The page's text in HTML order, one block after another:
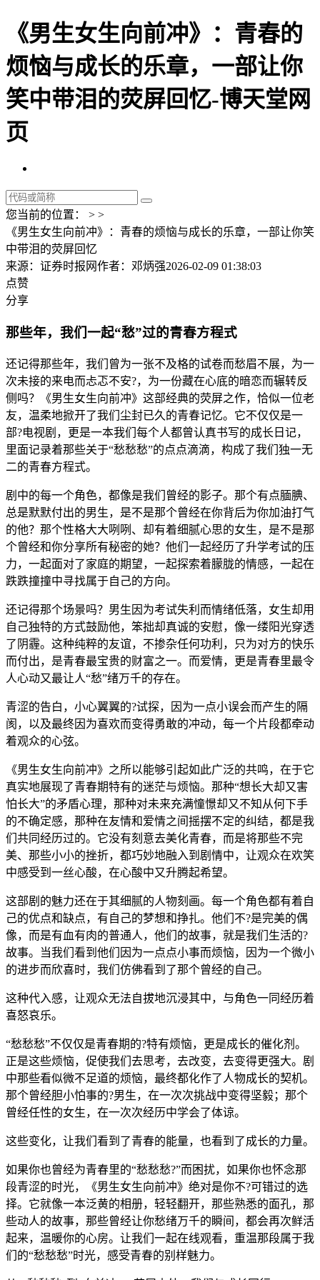
《男生女生向前冲》：青春的
烦恼与成长的乐章，一部让你
笑中带泪的荧屏回忆-博天堂网
页
您当前的位置： > >
《男生女生向前冲》：青春的烦恼与成长的乐章，一部让你笑
中带泪的荧屏回忆
来源：证券时报网作者：邓炳强2026-02-09 01:38:03
点赞
分享
那些年，我们一起“愁”过的青春方程式
还记得那些年，我们曾为一张不及格的试卷而愁眉不展，为一
次未接的来电而忐忑不安?，为一份藏在心底的暗恋而辗转反
侧吗？《男生女生向前冲》这部经典的荧屏之作，恰似一位老
友，温柔地掀开了我们尘封已久的青春记忆。它不仅仅是一
部?电视剧，更是一本我们每个人都曾认真书写的成长日记，
里面记录着那些关于“愁愁愁”的点点滴滴，构成了我们独一无
二的青春方程式。
剧中的每一个角色，都像是我们曾经的影子。那个有点腼腆、
总是默默付出的男生，是不是那个曾经在你背后为你加油打气
的他？那个性格大大咧咧、却有着细腻心思的女生，是不是那
个曾经和你分享所有秘密的她？他们一起经历了升学考试的压
力，一起面对了家庭的期望，一起探索着朦胧的情感，一起在
跌跌撞撞中寻找属于自己的方向。
还记得那个场景吗？男生因为考试失利而情绪低落，女生却用
自己独特的方式鼓励他，笨拙却真诚的安慰，像一缕阳光穿透
了阴霾。这种纯粹的友谊，不掺杂任何功利，只为对方的快乐
而付出，是青春最宝贵的财富之一。而爱情，更是青春里最令
人心动又最让人“愁”绪万千的存在。
青涩的告白，小心翼翼的?试探，因为一点小误会而产生的隔
阂，以及最终因为喜欢而变得勇敢的冲动，每一个片段都牵动
着观众的心弦。
《男生女生向前冲》之所以能够引起如此广泛的共鸣，在于它
真实地展现了青春期特有的迷茫与烦恼。那种“想长大却又害
怕长大”的矛盾心理，那种对未来充满憧憬却又不知从何下手
的不确定感，那种在友情和爱情之间摇摆不定的纠结，都是我
们共同经历过的。它没有刻意去美化青春，而是将那些不完
美、那些小小的挫折，都巧妙地融入到剧情中，让观众在欢笑
中感受到一丝心酸，在心酸中又升腾起希望。
这部剧的魅力还在于其细腻的人物刻画。每一个角色都有着自
己的优点和缺点，有自己的梦想和挣扎。他们不?是完美的偶
像，而是有血有肉的普通人，他们的故事，就是我们生活的?
故事。当我们看到他们因为一点点小事而烦恼，因为一个微小
的进步而欣喜时，我们仿佛看到了那个曾经的自己。
这种代入感，让观众无法自拔地沉浸其中，与角色一同经历着
喜怒哀乐。
“愁愁愁”不仅仅是青春期的?特有烦恼，更是成长的催化剂。
正是这些烦恼，促使我们去思考，去改变，去变得更强大。剧
中那些看似微不足道的烦恼，最终都化作了人物成长的契机。
那个曾经胆小怕事的?男生，在一次次挑战中变得坚毅；那个
曾经任性的女生，在一次次经历中学会了体谅。
这些变化，让我们看到了青春的能量，也看到了成长的力量。
如果你也曾经为青春里的“愁愁愁?”而困扰，如果你也怀念那
段青涩的时光，《男生女生向前冲》绝对是你不?可错过的选
择。它就像一本泛黄的相册，轻轻翻开，那些熟悉的面孔，那
些动人的故事，那些曾经让你愁绪万千的瞬间，都会再次鲜活
起来，温暖你的心房。让我们一起在线观看，重温那段属于我
们的“愁愁愁”时光，感受青春的别样魅力。